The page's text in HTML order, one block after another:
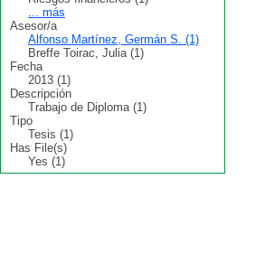
... más
Asesor/a
Alfonso Martínez, Germán S. (1)
Breffe Toirac, Julia (1)
Fecha
2013 (1)
Descripción
Trabajo de Diploma (1)
Tipo
Tesis (1)
Has File(s)
Yes (1)